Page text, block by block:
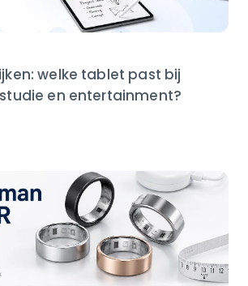
welke tablet past bij
en entertainment?